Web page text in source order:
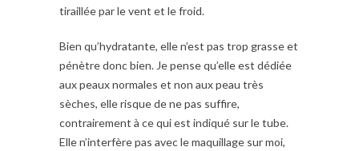
tiraillée par le vent et le froid.
Bien qu’hydratante, elle n’est pas trop grasse et
pénètre donc bien. Je pense qu’elle est dédiée
aux peaux normales et non aux peau très
sèches, elle risque de ne pas suffire,
contrairement à ce qui est indiqué sur le tube.
Elle n’interfère pas avec le maquillage sur moi,